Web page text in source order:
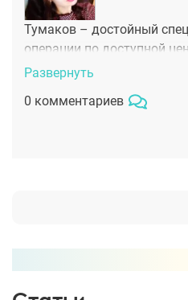
Тумаков – достойный
операции по доступной
Блохина. Оперировалась
поставили
После операции швы
Развернуть
0 комментариев